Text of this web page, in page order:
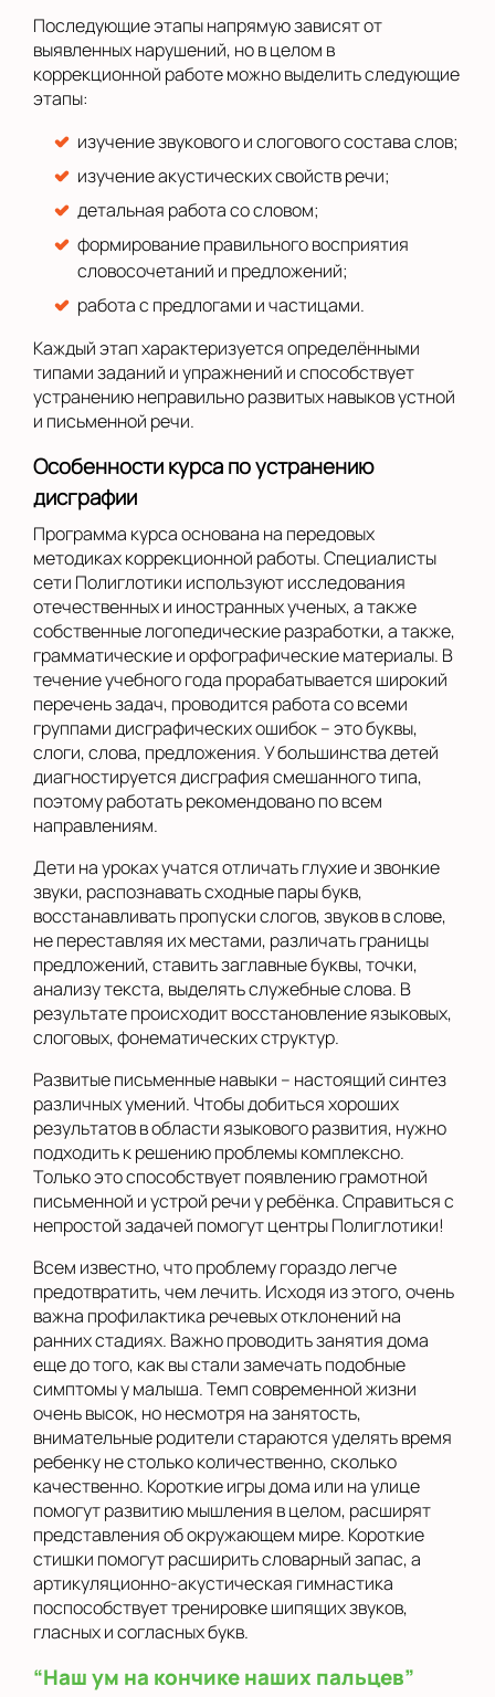
Последующие этапы напрямую зависят от
выявленных нарушений, но в целом в
коррекционной работе можно выделить следующие
этапы:
изучение звукового и слогового состава слов;
изучение акустических свойств речи;
детальная работа со словом;
формирование правильного восприятия
словосочетаний и предложений;
работа с предлогами и частицами.
Каждый этап характеризуется определёнными
типами заданий и упражнений и способствует
устранению неправильно развитых навыков устной
и письменной речи.
Особенности курса по устранению
дисграфии
Программа курса основана на передовых
методиках коррекционной работы. Специалисты
сети Полиглотики используют исследования
отечественных и иностранных ученых, а также
собственные логопедические разработки, а также,
грамматические и орфографические материалы. В
течение учебного года прорабатывается широкий
перечень задач, проводится работа со всеми
группами дисграфических ошибок – это буквы,
слоги, слова, предложения. У большинства детей
диагностируется дисграфия смешанного типа,
поэтому работать рекомендовано по всем
направлениям.
Дети на уроках учатся отличать глухие и звонкие
звуки, распознавать сходные пары букв,
восстанавливать пропуски слогов, звуков в слове,
не переставляя их местами, различать границы
предложений, ставить заглавные буквы, точки,
анализу текста, выделять служебные слова. В
результате происходит восстановление языковых,
слоговых, фонематических структур.
Развитые письменные навыки – настоящий синтез
различных умений. Чтобы добиться хороших
результатов в области языкового развития, нужно
подходить к решению проблемы комплексно.
Только это способствует появлению грамотной
письменной и устрой речи у ребёнка. Справиться с
непростой задачей помогут центры Полиглотики!
Всем известно, что проблему гораздо легче
предотвратить, чем лечить. Исходя из этого, очень
важна профилактика речевых отклонений на
ранних стадиях. Важно проводить занятия дома
еще до того, как вы стали замечать подобные
симптомы у малыша. Темп современной жизни
очень высок, но несмотря на занятость,
внимательные родители стараются уделять время
ребенку не столько количественно, сколько
качественно. Короткие игры дома или на улице
помогут развитию мышления в целом, расширят
представления об окружающем мире. Короткие
стишки помогут расширить словарный запас, а
артикуляционно-акустическая гимнастика
поспособствует тренировке шипящих звуков,
гласных и согласных букв.
“Наш ум на кончике наших пальцев”